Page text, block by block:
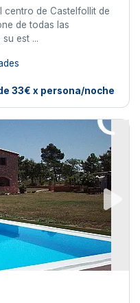
centro de Castelfollit de
de todas las
est ...
33€ x persona/noche